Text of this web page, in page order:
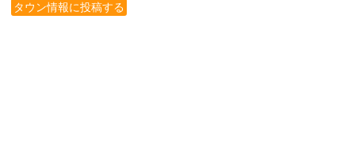
タウン情報に投稿する